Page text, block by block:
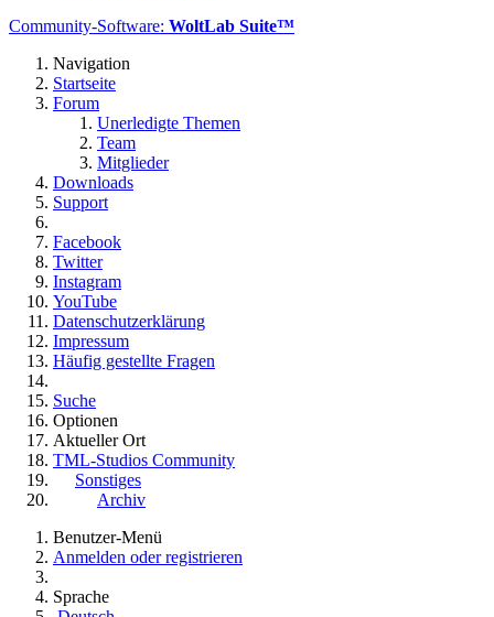
Community-Software: WoltLab Suite™
Navigation
Startseite
Forum
Unerledigte Themen
Team
Mitglieder
Downloads
Support
Facebook
Twitter
Instagram
YouTube
Datenschutzerklärung
Impressum
Häufig gestellte Fragen
Suche
Optionen
Aktueller Ort
TML-Studios Community
Sonstiges
Archiv
Benutzer-Menü
Anmelden oder registrieren
Sprache